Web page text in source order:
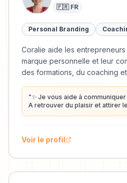
🇫🇷 FR
Personal Branding
Coralie aide les
marque personnelle et leur
des formations, du coaching
" ✨ Je vous aide à
A retrouver du plaisir et attirer
Voir le profil